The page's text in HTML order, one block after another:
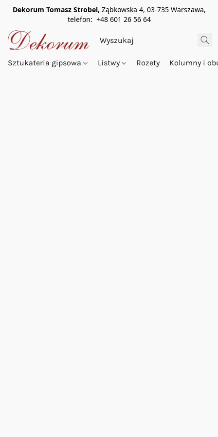
Dekorum Tomasz Strobel, Ząbkowska 4, 03-735 Warszawa,
telefon: +48 601 26 56 64
Sztukateria gipsowa Listwy Rozety Kolumny i